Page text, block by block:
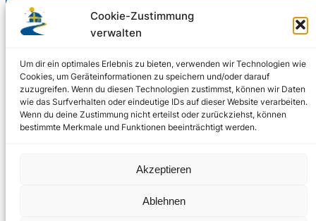
Cookie-Zustimmung
verwalten
Um dir ein optimales Erlebnis zu bieten, verwenden wir Technologien wie
Cookies, um Geräteinformationen zu speichern und/oder darauf
zuzugreifen. Wenn du diesen Technologien zustimmst, können wir Daten
wie das Surfverhalten oder eindeutige IDs auf dieser Website verarbeiten.
Wenn du deine Zustimmung nicht erteilst oder zurückziehst, können
bestimmte Merkmale und Funktionen beeinträchtigt werden.
Akzeptieren
Ablehnen
Freiwillige Spenden für die Aufrechterhaltung
Support us
© 2002 – 2026